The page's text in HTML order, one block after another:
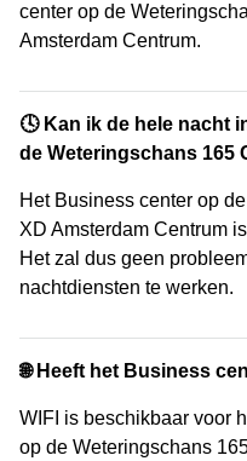
center op de
Amsterdam Centrum.
🕓 Kan ik de hele nacht
de Weteringschans 165
Het Business center op
XD Amsterdam Centrum
Het zal dus geen
nachtdiensten te werken.
🌐 Heeft het Business
WIFI is beschikbaar voor
op de Weteringschans